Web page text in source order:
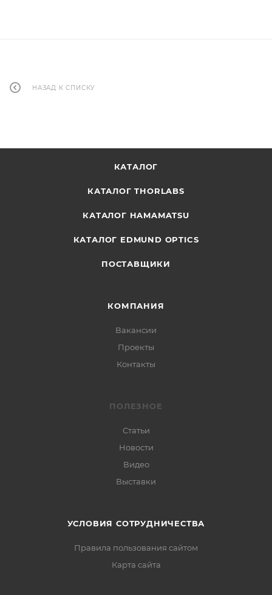
НАЗАД К СПИСКУ
КАТАЛОГ
КАТАЛОГ THORLABS
КАТАЛОГ HAMAMATSU
КАТАЛОГ EDMUND OPTICS
ПОСТАВЩИКИ
КОМПАНИЯ
Вакансии
Проекты
Контакты
ПОЛЕЗНОЕ
Статьи
Новости
Видео
Выставки
УСЛОВИЯ СОТРУДНИЧЕСТВА
Правила пользования сайтом
Карта сайта